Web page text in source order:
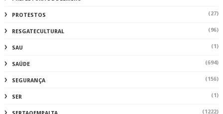
PROTESTOS (27)
RESGATECULTURAL (96)
SAU (1)
SAÚDE (694)
SEGURANÇA (156)
SER (1)
(1222)